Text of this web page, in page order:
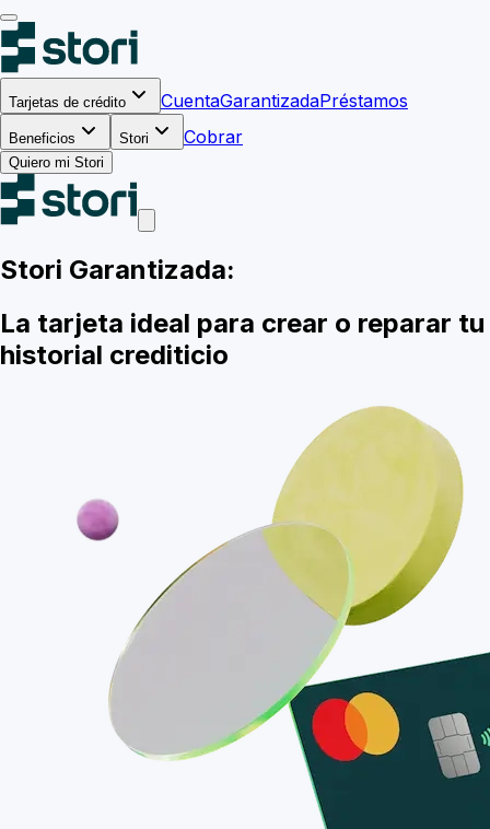
Tarjetas de crédito CuentaGarantizadaPréstamos
Beneficios Stori Cobrar
Quiero mi Stori
Stori Garantizada:
La tarjeta ideal para crear o reparar tu
historial crediticio